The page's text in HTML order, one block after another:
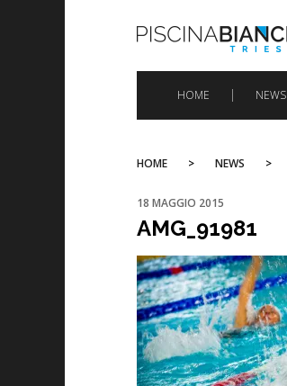
to
HOME NEWS
HOME > NEWS >
18 MAGGIO 2015
AMG_91981